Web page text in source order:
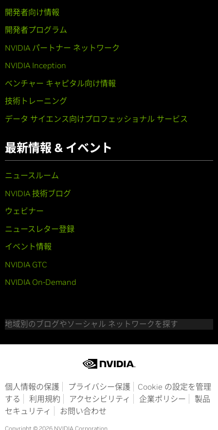
開発者向け情報
開発者プログラム
NVIDIA パートナー ネットワーク
NVIDIA Inception
ベンチャー キャピタル向け情報
技術トレーニング
データ サイエンス向けプロフェッショナル サービス
最新情報 & イベント
ニュースルーム
NVIDIA 技術ブログ
ウェビナー
ニュースレター登録
イベント情報
NVIDIA GTC
NVIDIA On-Demand
地域別のブログやソーシャル ネットワークを探す
個人情報の保護 プライバシー保護
Cookie の設定を管理
する
利用規約 アクセシビリティ 企業ポリシー
製品
セキュリティ
お問い合わせ
Copyright © 2026 NVIDIA Corporation